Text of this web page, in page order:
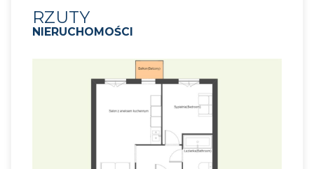
RZUTY
NIERUCHOMOŚCI